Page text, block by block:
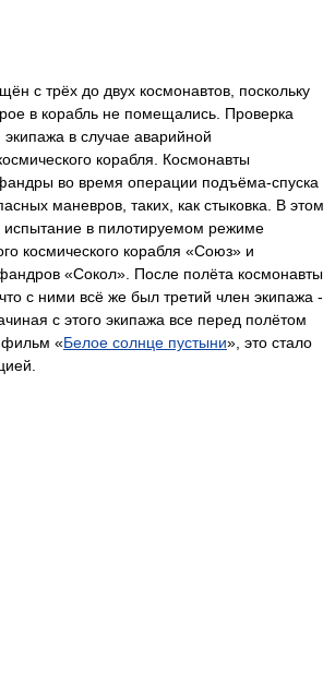
с трёх до двух космонавтов, поскольку
в корабль не помещались. Проверка
в случае аварийной
корабля. Космонавты
во время операции подъёма-спуска
маневров, таких, как стыковка. В этом
испытание в пилотируемом режиме
космического корабля «Союз» и
«Сокол». После полёта космонавты
с ними всё же был третий член экипажа -
с этого экипажа все перед полётом
фильм «Белое солнце пустыни», это стало